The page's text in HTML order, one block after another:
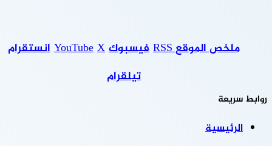
ملخص الموقع RSS فيسبوك ‫X
‫YouTube انستقرام
تيلقرام
روابط سريعة
الرئيسية